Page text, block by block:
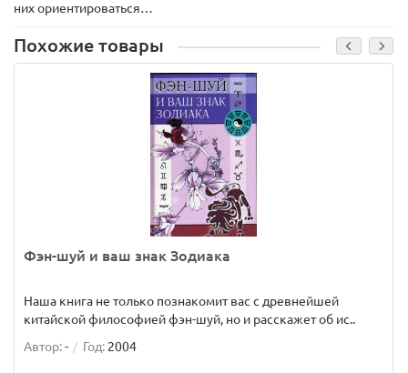
них ориентироваться…
Похожие товары
Фэн-шуй и ваш знак Зодиака
Наша книга не только познакомит вас с древнейшей
китайской философией фэн-шуй, но и расскажет об ис..
Автор:- Год: 2004